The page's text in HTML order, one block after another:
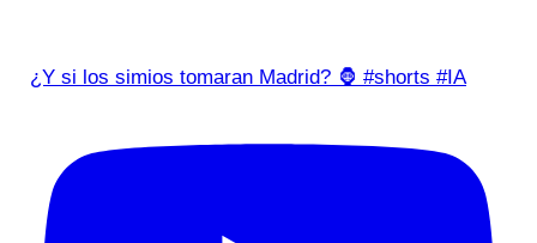
¿Y si los simios tomaran Madrid? 🦍 #shorts #IA